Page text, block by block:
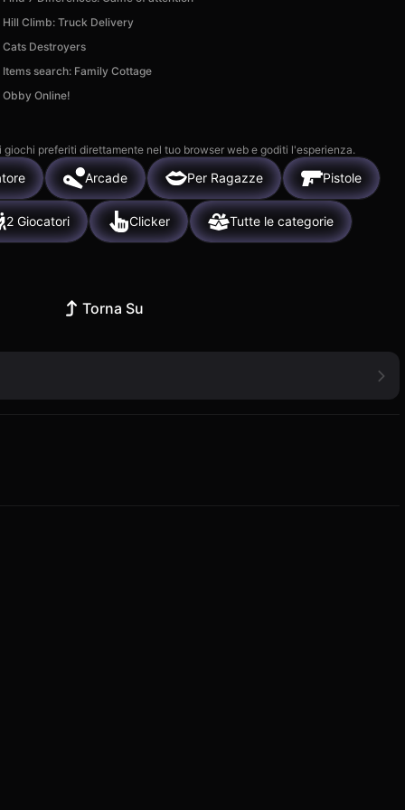
Hill Climb: Truck Delivery
Cats Destroyers
Items search: Family Cottage
Obby Online!
preferiti direttamente nel tuo browser web e goditi l'esperienza.
Arcade Per Ragazze Pistole
2 Giocatori Clicker Tutte le categorie
Torna Su